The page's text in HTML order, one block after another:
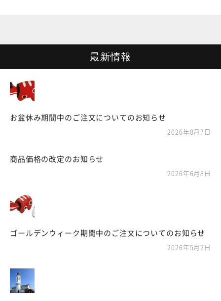
最新情報
お盆休み期間中のご注文についてのお知らせ
2026年8月7日
商品価格の改定のお知らせ
2026年6月8日
ゴールデンウィーク期間中のご注文についてのお知らせ
2026年5月2日